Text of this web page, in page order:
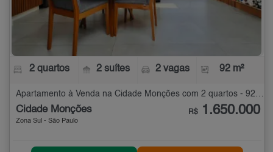
2 quartos 2 suítes 2 vagas 92 m²
Apartamento à Venda na Cidade Monções com 2 quartos - 92 m²
Cidade Monções
Zona Sul - São Paulo
R$ 1.650.000